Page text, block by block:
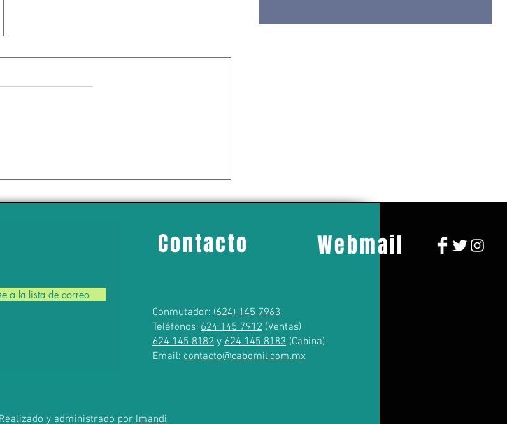
a la lista de correo
Contacto Webmail
Conmutador: (624) 145 7963
Teléfonos: 624 145 7912 (Ventas)
624 145 8182 y 624 145 8183 (Cabina)
Email: contacto@cabomil.com.mx
y administrado por Imandi